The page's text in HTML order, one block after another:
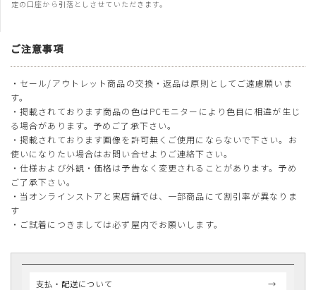
定の口座から引落としさせていただきます。
ご注意事項
・セール/アウトレット商品の交換・返品は原則としてご遠慮願いま
す。
・掲載されております商品の色はPCモニターにより色目に相違が生じ
る場合があります。予めご了承下さい。
・掲載されております画像を許可無くご使用にならないで下さい。お
使いになりたい場合はお問い合せよりご連絡下さい。
・仕様および外観・価格は予告なく変更されることがあります。予め
ご了承下さい。
・当オンラインストアと実店舗では、一部商品にて割引率が異なりま
す
・ご試着につきましては必ず屋内でお願いします。
支払・配送について